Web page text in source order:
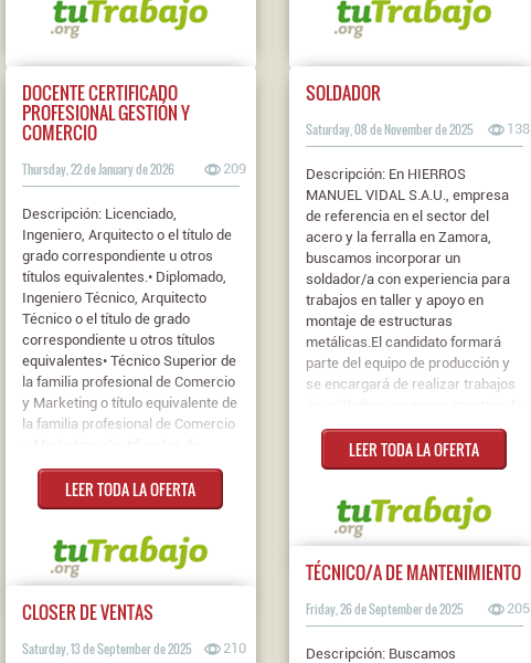
experiencia... Contrato: Indefinido
Jornada: Jornada Completa Nivel
DOCENTE CERTIFICADO
PROFESIONAL GESTIÓN Y
COMERCIO
Thursday, 22 de January de 2026 209
Descripción: Licenciado,
Ingeniero, Arquitecto o el título de
grado correspondiente u otros
títulos equivalentes.• Diplomado,
Ingeniero Técnico, Arquitecto
Técnico o el título de grado
correspondiente u otros títulos
equivalentes• Técnico Superior de
la familia profesional de Comercio
y Marketing o título equivalente de
la familia profesional de Comercio
profesionalidad de nivel 3 del área
de Compraventa de la familia
profesional de Comercio y
Servicio Jornada: Media Jornada
Nivel de estudios: FP II
LEER TODA LA OFERTA
SOLDADOR
Saturday, 08 de November de 2025 138
Descripción: En HIERROS
MANUEL VIDAL S.A.U., empresa
de referencia en el sector del
acero y la ferralla en Zamora,
buscamos incorporar un
soldador/a con experiencia para
trabajos en taller y apoyo en
montaje de estructuras
metálicas.El candidato formará
parte del equipo de producción y
se encargará de realizar trabajos
armaduras, reparaciones y apoyo
en tareas de fabricación y
mantenimiento de maquinaria....
Jornada Completa Nivel de
estudios: Graduado
LEER TODA LA OFERTA
TÉCNICO/A DE MANTENIMIENTO
Friday, 26 de September de 2025 205
Descripción: Buscamos
CLOSER DE VENTAS
Saturday, 13 de September de 2025 210